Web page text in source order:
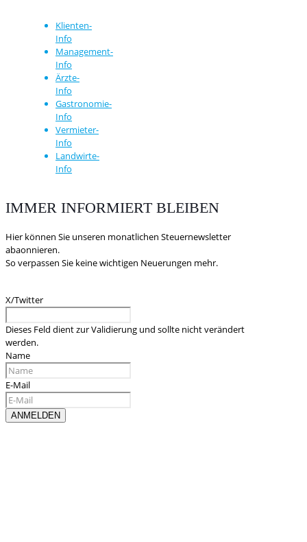
Klienten-
Info
Management-
Info
Ärzte-
Info
Gastronomie-
Info
Vermieter-
Info
Landwirte-
Info
IMMER INFORMIERT BLEIBEN
Hier können Sie unseren monatlichen Steuernewsletter
abaonnieren.
So verpassen Sie keine wichtigen Neuerungen mehr.
X/Twitter
Dieses Feld dient zur Validierung und sollte nicht verändert
werden.
Name
E-Mail